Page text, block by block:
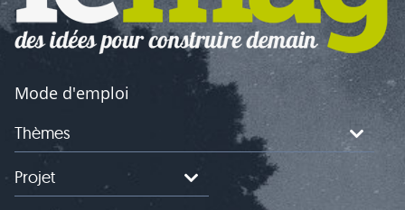
Mode d'emploi
Thèmes
Projet